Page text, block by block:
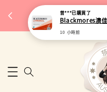
🎉 77購物節｜保
來
曾***已購買了
10 小時前